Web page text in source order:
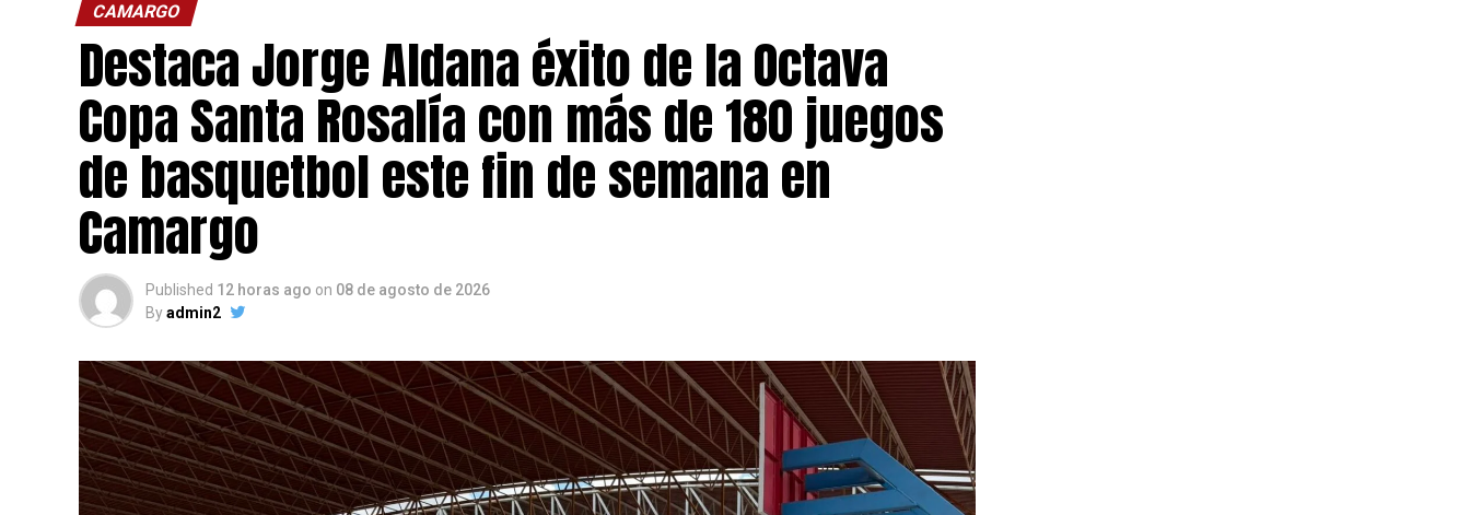
CAMARGO
Destaca Jorge Aldana éxito de la Octava
Copa Santa Rosalía con más de 180 juegos
de basquetbol este fin de semana en
Camargo
Published 12 horas ago on 08 de agosto de 2026
Byadmin2